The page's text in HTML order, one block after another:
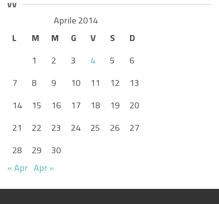
vv
Aprile 2014
L
M M G V S
D
1
2 3 4 5
6
7
8 9 10 11 12
13
14
15 16 17 18 19
20
21
22 23 24 25 26
27
28
29
30
« Apr Apr »